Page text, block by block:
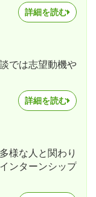
詳細を読む
では志望動機や
詳細を読む
様な人と関わり
ンターンシップ